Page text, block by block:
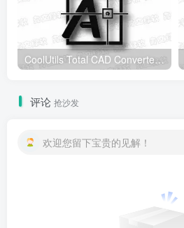
CoolUtils Total CAD Converter v4.1.0.253 多语便携版 – CAD文件转换
评论 抢沙发
欢迎您留下宝贵的见解！